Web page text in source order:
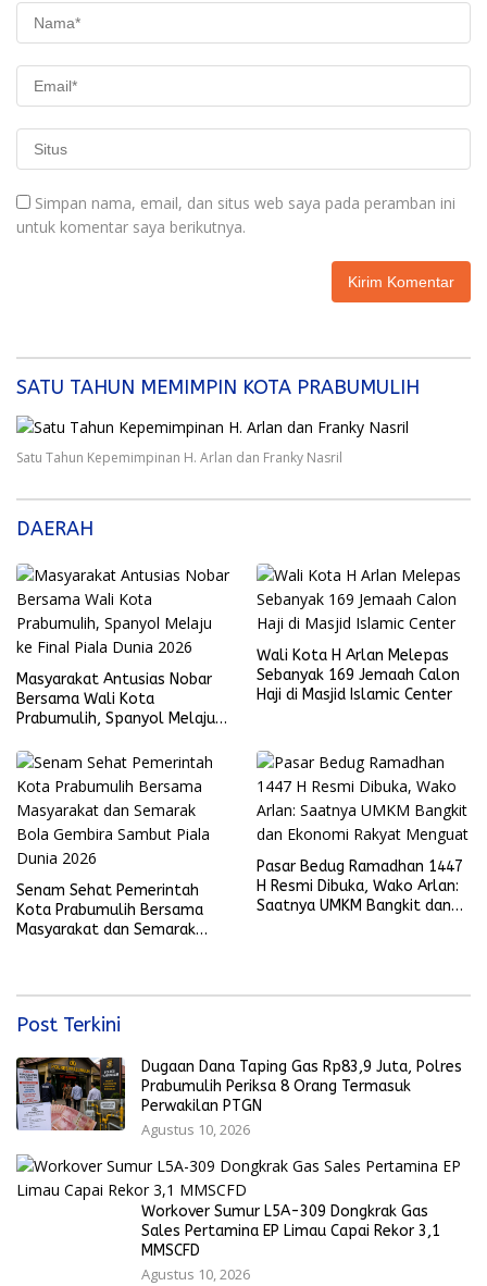
Simpan nama, email, dan situs web saya pada peramban ini
untuk komentar saya berikutnya.
SATU TAHUN MEMIMPIN KOTA PRABUMULIH
Satu Tahun Kepemimpinan H. Arlan dan Franky Nasril
DAERAH
Masyarakat Antusias Nobar
Bersama Wali Kota
Prabumulih, Spanyol Melaju
Wali Kota H Arlan Melepas
Sebanyak 169 Jemaah Calon
Haji di Masjid Islamic Center
Senam Sehat Pemerintah
Kota Prabumulih Bersama
Masyarakat dan Semarak
Pasar Bedug Ramadhan 1447
H Resmi Dibuka, Wako Arlan:
Saatnya UMKM Bangkit dan
Post Terkini
Dugaan Dana Taping Gas Rp83,9 Juta, Polres
Prabumulih Periksa 8 Orang Termasuk
Perwakilan PTGN
Agustus 10, 2026
Workover Sumur L5A-309 Dongkrak Gas
Sales Pertamina EP Limau Capai Rekor 3,1
MMSCFD
Agustus 10, 2026